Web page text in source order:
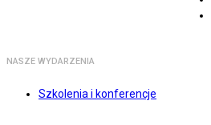
NASZE WYDARZENIA
Szkolenia i konferencje